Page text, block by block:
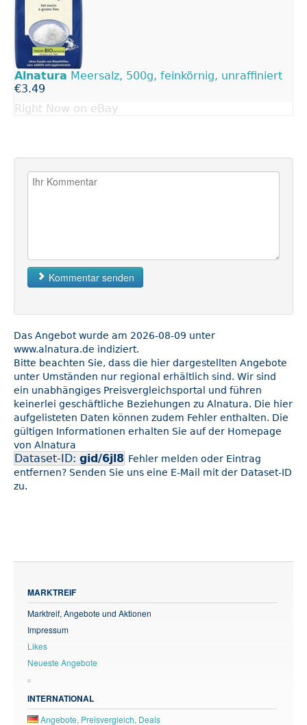
Alnatura Meersalz, 500g, feinkörnig, unraffiniert
€3.49
Right Now on eBay
Kommentar senden
Das Angebot wurde am 2026-08-09 unter
www.alnatura.de indiziert.
Bitte beachten Sie, dass die hier dargestellten Angebote
unter Umständen nur regional erhältlich sind. Wir sind
ein unabhängiges Preisvergleichsportal und führen
keinerlei geschäftliche Beziehungen zu Alnatura. Die hier
aufgelisteten Daten können zudem Fehler enthalten. Die
gültigen Informationen erhalten Sie auf der Homepage
von Alnatura
Dataset-ID: gid/6jl8 Fehler melden oder Eintrag
entfernen? Senden Sie uns eine E-Mail mit der Dataset-ID
zu.
MARKTREIF
Marktreif, Angebote und Aktionen
Impressum
Likes
Neueste Angebote
INTERNATIONAL
Angebote, Preisvergleich, Deals